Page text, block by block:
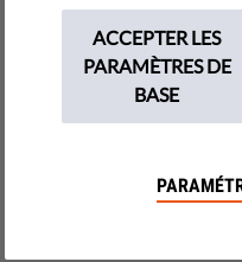
fonds européens pourrait
a de bonnes raisons, sur
Il semblerait que
ACCEPTER LES
PARAMÈTRES DE
BASE